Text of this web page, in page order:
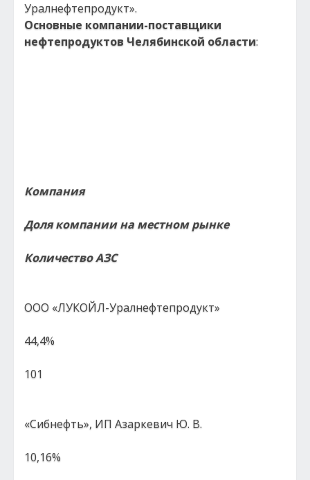
Уралнефтепродукт».
Основные компании-поставщики
нефтепродуктов Челябинской области:
Компания
Доля компании на местном рынке
Количество АЗС
ООО «ЛУКОЙЛ-Уралнефтепродукт»
44,4%
101
«Сибнефть», ИП Азаркевич Ю. В.
10,16%